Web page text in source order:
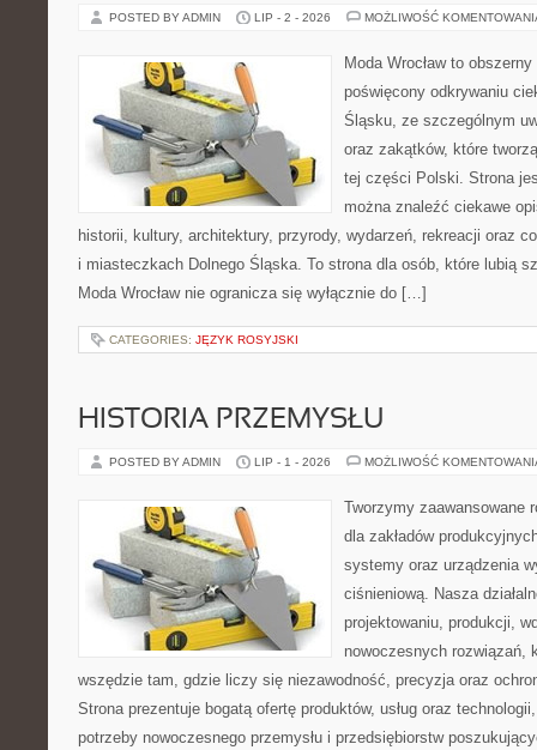
POSTED BY ADMIN LIP - 2 - 2026 MOŻLIWOŚĆ
Moda Wrocław to
poświęcony odkrywaniu
Śląsku, ze szczególnym
oraz zakątków, które
tej części Polski. Strona
można znaleźć ciekawe
historii, kultury, architektury, przyrody, wydarzeń, rekreacji oraz
i miasteczkach Dolnego Śląska. To strona dla osób, które lubią
Moda Wrocław nie ogranicza się wyłącznie do […]
CATEGORIES: JĘZYK ROSYJSKI
HISTORIA PRZEMYSŁU
POSTED BY ADMIN LIP - 1 - 2026 MOŻLIWOŚĆ
Tworzymy zaawansowane
dla zakładów
systemy oraz urządzenia
ciśnieniową. Nasza
projektowaniu, produkcji,
nowoczesnych rozwiązań,
wszędzie tam, gdzie liczy się niezawodność, precyzja oraz
Strona prezentuje bogatą ofertę produktów, usług oraz
potrzeby nowoczesnego przemysłu i przedsiębiorstw